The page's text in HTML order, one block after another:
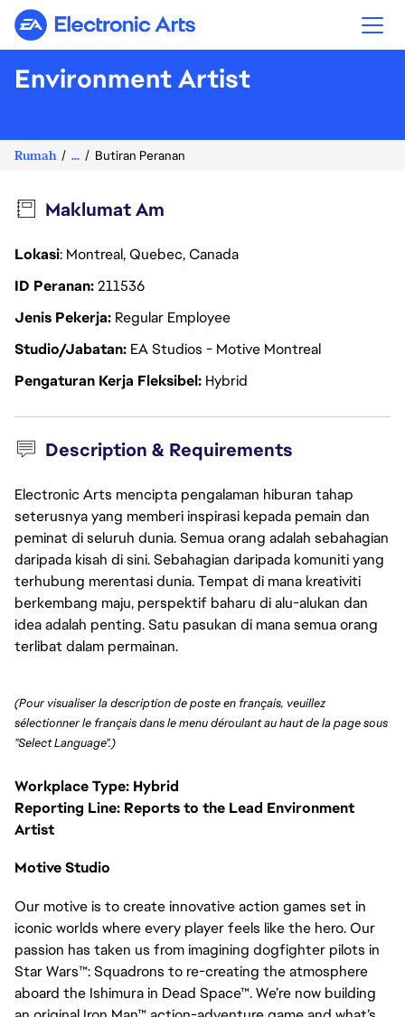
Electronic Arts
Environment Artist
Rumah ... Butiran Peranan
Maklumat Am
Lokasi: Montreal, Quebec, Canada
ID Peranan211536
Jenis Pekerja Regular Employee
Studio/Jabatan EA Studios - Motive Montreal
Pengaturan Kerja Fleksibel Hybrid
Description & Requirements
Electronic Arts mencipta pengalaman hiburan tahap
seterusnya yang memberi inspirasi kepada pemain dan
peminat di seluruh dunia. Semua orang adalah sebahagian
daripada kisah di sini. Sebahagian daripada komuniti yang
terhubung merentasi dunia. Tempat di mana kreativiti
berkembang maju, perspektif baharu di alu-alukan dan
idea adalah penting. Satu pasukan di mana semua orang
terlibat dalam permainan.
(Pour visualiser la description de poste en français, veuillez
sélectionner le français dans le menu déroulant au haut de la page sous
"Select Language".)
Workplace Type: Hybrid
Reporting Line: Reports to the Lead Environment
Artist
Motive Studio
Our motive is to create innovative action games set in
iconic worlds where every player feels like the hero. Our
passion has taken us from imagining dogfighter pilots in
Star Wars™: Squadrons to re-creating the atmosphere
aboard the Ishimura in Dead Space™. We’re now building